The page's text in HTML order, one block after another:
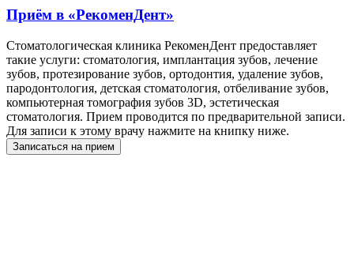
Приём в «РекоменДент»
Стоматологическая клиника РекоменДент предоставляет
такие услуги: стоматология, имплантация зубов, лечение
зубов, протезирование зубов, ортодонтия, удаление зубов,
пародонтология, детская стоматология, отбеливание зубов,
компьютерная томография зубов 3D, эстетическая
стоматология. Прием проводится по предварительной записи.
Для записи к этому врачу нажмите на книпку ниже.
Записаться на прием